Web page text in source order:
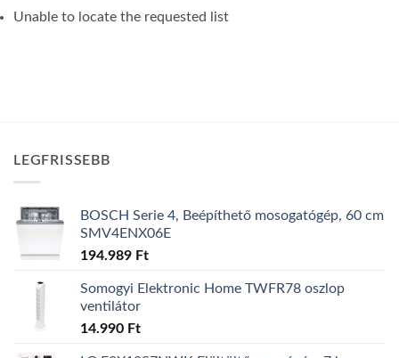
Unable to locate the requested list
LEGFRISSEBB
BOSCH Serie 4, Beépíthető mosogatógép, 60 cm
SMV4ENX06E
194.989 Ft
Somogyi Elektronic Home TWFR78 oszlop
ventilátor
14.990 Ft